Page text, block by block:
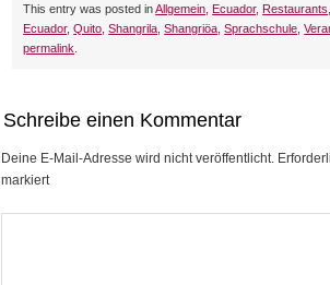
This entry was posted inAllgemein ,Ecuador,Restaurants
Ecuador,Quito ,Shangrila ,Shangriöa ,Sprachschule ,
permalink
Schreibe einen Kommentar
Deine E-Mail-Adresse wird nicht veröffentlicht.
markiert